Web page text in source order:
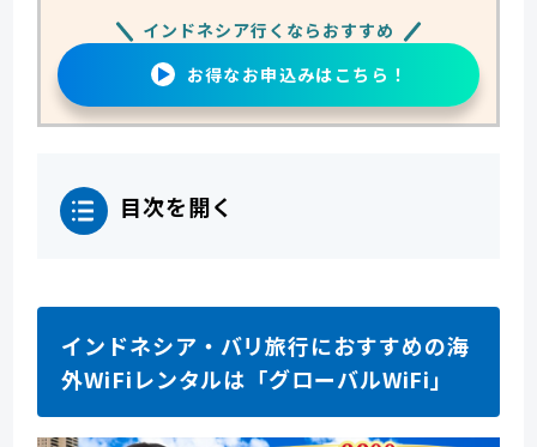
インドネシア行くならおすすめ
お得なお申込みはこちら！
目次を開く
インドネシア・バリ旅行におすすめの海
外WiFiレンタルは「グローバルWiFi」